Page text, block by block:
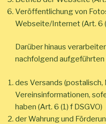
Veröffentlichung von
Webseite/Internet (Art. 6
Darüber hinaus
nachfolgend aufgeführten
des Versands (postalisch,
Vereinsinformationen,
haben (Art. 6 (1) f DSGVO)
der Wahrung und